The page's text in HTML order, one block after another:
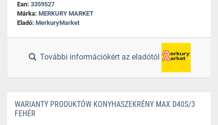
Ean: 3359527
Márka: MERKURY MARKET
Eladó: MerkuryMarket
További információkért az eladótól
WARIANTY PRODUKTÓW KONYHASZEKRÉNY MAX D40S/3
FEHÉR